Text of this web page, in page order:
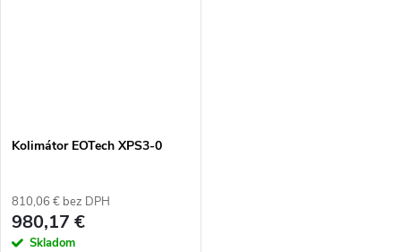
Kolimátor EOTech XPS3-0
810,06 € bez DPH
980,17 €
Skladom